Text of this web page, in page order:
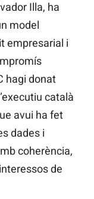
Illa, ha
model
empresarial i
hagi donat
català
avui ha fet
dades i
coherència,
de